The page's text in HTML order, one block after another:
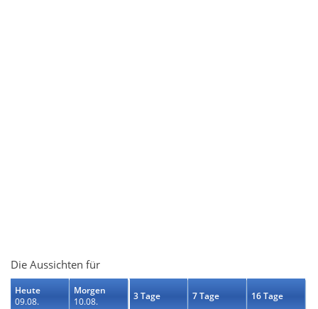
Die Aussichten für
Heute
09.08.
Morgen
10.08.
3 Tage 7 Tage 16 Tage